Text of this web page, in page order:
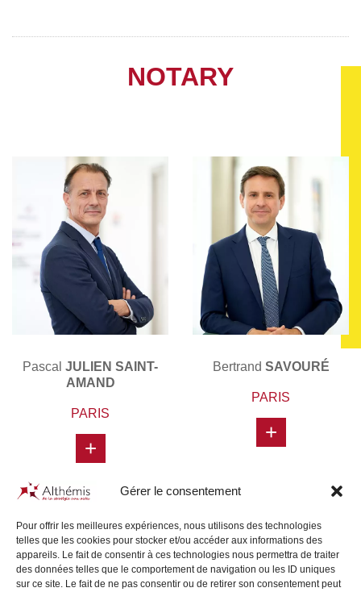
Gérer le consentement
Pour offrir les meilleures expériences, nous utilisons des technologies
telles que les cookies pour stocker et/ou accéder aux informations des
appareils. Le fait de consentir à ces technologies nous permettra de traiter
des données telles que le comportement de navigation ou les ID uniques
sur ce site. Le fait de ne pas consentir ou de retirer son consentement peut
NOTARY
Pascal JULIEN SAINT-
AMAND
PARIS
+
Bertrand SAVOURÉ
PARIS
+